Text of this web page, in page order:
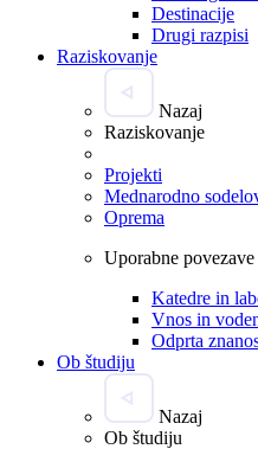
Destinacije
Drugi razpisi
Raziskovanje
Nazaj
Raziskovanje
Projekti
Mednarodno
Oprema
Uporabne povezave
Katedre in
Vnos in
Odprta
Ob študiju
Nazaj
Ob študiju